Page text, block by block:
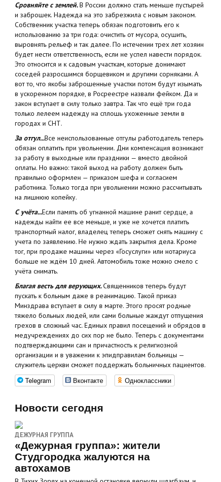
Сровняйте с землей.В России должно стать меньше пустырей
и заброшек. Надежда на это забрезжила с новым законом.
Собственник участка теперь обязан подготовить его к
использованию за три года: очистить от мусора, осушить,
выровнять рельеф и так далее. По истечении трех лет хозяин
будет нести ответственность, если не успел навести порядок.
Это относится и к садовым участкам, которые донимают
соседей разросшимся борщевиком и другими сорняками. А
вот то, что якобы заброшенные участки потом будут изымать
в ускоренном порядке, в Росреестре назвали фейком. Да и
закон вступает в силу только завтра. Так что ещё три года
только лелеем надежду на сплошь ухоженные земли в
городах и СНТ.
За отгул...Все неиспользованные отгулы работодатель теперь
обязан оплатить при увольнении. Дни компенсация возникают
за работу в выходные или праздники — вместо двойной
оплаты. Но важно: такой выход на работу должен быть
правильно оформлен — приказом шефа и согласием
работника. Только тогда при увольнении можно рассчитывать
на лишнюю копейку.
С учёта...Если память об угнанной машине ранит сердце, а
надежды найти ее все меньше, и уже не хочется платить
транспортный налог, владелец теперь сможет снять машину с
учета по заявлению. Не нужно ждать закрытия дела. Кроме
тог, при продаже машины через «Госуслуги» или нотариуса
больше не ждём 10 дней. Автомобиль тоже можно смело с
учёта снимать.
Благая весть для верующих.Священников теперь будут
пускать к больным даже в реанимацию. Такой приказ
Минздрава вступает в силу в марте. Этого просят родные
тяжело больных людей, или сами больные жаждут отпущения
грехов в сложный час. Единых правил посещений и обрядов в
медучреждениях до сих пор не было. Теперь с документами
подтверждающими сан и причастность к религиозной
организации и в уважении к эпидправилам больницы —
служитель церкви сможет поддержать больничных пациентов.
Telegram Вконтакте Одноклассники
Новости сегодня
ДЕЖУРНАЯ ГРУППА
«Дежурная группа»: жители
Студгородка жалуются на
автохамов